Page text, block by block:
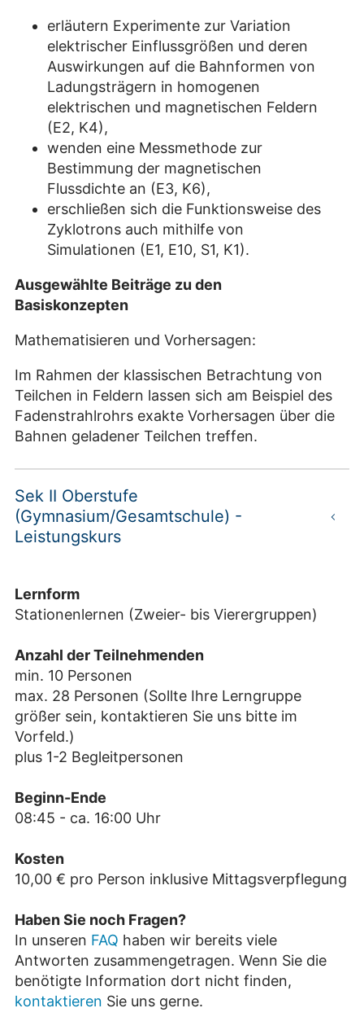
erläutern Experimente zur Variation
elektrischer Einflussgrößen und deren
Auswirkungen auf die Bahnformen von
Ladungsträgern in homogenen
elektrischen und magnetischen Feldern
(E2, K4),
wenden eine Messmethode zur
Bestimmung der magnetischen
Flussdichte an (E3, K6),
erschließen sich die Funktionsweise des
Zyklotrons auch mithilfe von
Simulationen (E1, E10, S1, K1).
Ausgewählte Beiträge zu den
Basiskonzepten
Mathematisieren und Vorhersagen:
Im Rahmen der klassischen Betrachtung von
Teilchen in Feldern lassen sich am Beispiel des
Fadenstrahlrohrs exakte Vorhersagen über die
Bahnen geladener Teilchen treffen.
Sek II Oberstufe
(Gymnasium/Gesamtschule) -
Leistungskurs
Lernform
Stationenlernen (Zweier- bis Vierergruppen)
Anzahl der Teilnehmenden
min. 10 Personen
max. 28 Personen (Sollte Ihre Lerngruppe
größer sein, kontaktieren Sie uns bitte im
Vorfeld.)
plus 1-2 Begleitpersonen
Beginn-Ende
08:45 - ca. 16:00 Uhr
Kosten
10,00 € pro Person inklusive Mittagsverpflegung
Haben Sie noch Fragen?
In unseren FAQ haben wir bereits viele
Antworten zusammengetragen. Wenn Sie die
benötigte Information dort nicht finden,
kontaktieren Sie uns gerne.